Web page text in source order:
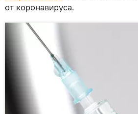
от коронавируса.